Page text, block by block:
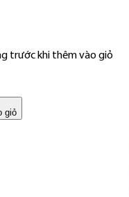
trước khi thêm vào giỏ
giỏ